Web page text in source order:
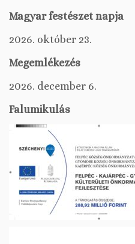
Magyar festészet napja
2026. október 23.
Megemlékezés
2026. december 6.
Falumikulás